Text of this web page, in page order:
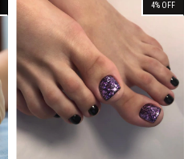
4% OFF